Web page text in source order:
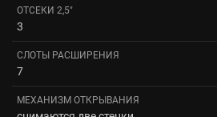
ОТСЕКИ 2,5"
3
СЛОТЫ РАСШИРЕНИЯ
7
МЕХАНИЗМ ОТКРЫВАНИЯ